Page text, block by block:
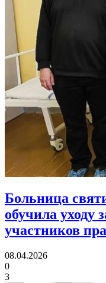
Больница
обучила уходу
участников
08.04.2026
0
3